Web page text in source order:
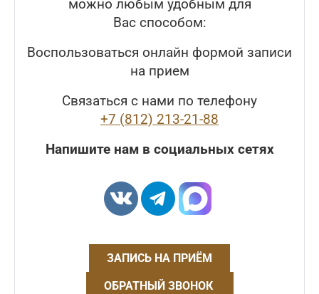
можно любым удобным для
Вас способом:
Воспользоваться онлайн формой записи
на прием
Связаться с нами по телефону
+7 (812) 213-21-88
Напишите нам в социальных сетях
ЗАПИСЬ НА ПРИЁМ
ОБРАТНЫЙ ЗВОНОК